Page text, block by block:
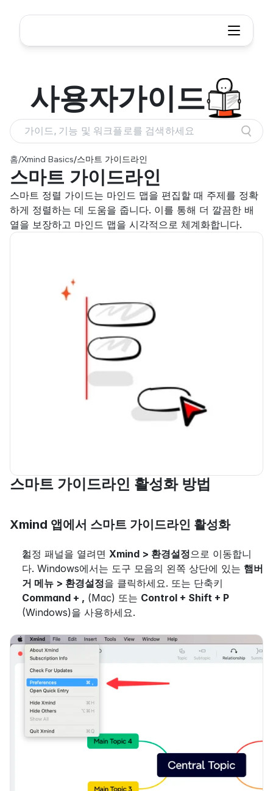
홈/Xmind Basics/스마트 가이드라인
스마트 가이드라인
스마트 정렬 가이드는 마인드 맵을 편집할 때 주제를 정확
하게 정렬하는 데 도움을 줍니다. 이를 통해 더 깔끔한 배
열을 보장하고 마인드 맵을 시각적으로 체계화합니다.
스마트 가이드라인 활성화 방법
Xmind 앱에서 스마트 가이드라인 활성화
설정 패널을 열려면 Xmind > 환경설정으로 이동합니
다. Windows에서는 도구 모음의 왼쪽 상단에 있는 햄버
거 메뉴 > 환경설정
Command + , (Mac) 또는 Control + Shift + P
(Windows)을 사용하세요.
사용자가이드
가이드, 기능 및 워크플로를 검색하세요